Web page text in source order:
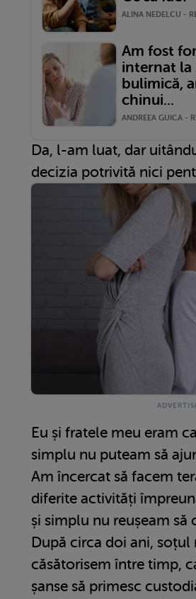
ALINA NEDELCU -
Am fost
internat la
bulimică,
chinui...
ANDREEA GUICA -
Da, l-am luat, dar
decizia potrivită nici
Eu și fratele meu eram
simplu nu puteam să
Am încercat să facem
diferite activități
și simplu nu reușeam să
După circa doi ani, soțul
căsătorisem între timp,
șanse să primesc